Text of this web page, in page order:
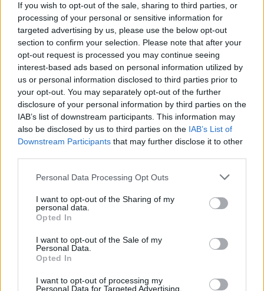
If you wish to opt-out of the sale, sharing to third parties, or
processing of your personal or sensitive information for
targeted advertising by us, please use the below opt-out
section to confirm your selection. Please note that after your
opt-out request is processed you may continue seeing
interest-based ads based on personal information utilized by
us or personal information disclosed to third parties prior to
your opt-out. You may separately opt-out of the further
disclosure of your personal information by third parties on the
IAB’s list of downstream participants. This information may
also be disclosed by us to third parties on the IAB’s List of
Downstream Participants that may further disclose it to other
Personal Data Processing Opt Outs
I want to opt-out of the Sharing of my
personal data.
Opted In
I want to opt-out of the Sale of my
Personal Data.
Opted In
I want to opt-out of processing my
Personal Data for Targeted Advertising.
natës së vështirë, Aulon Kalaja:
Banesat u shpëtuan
Esim for USA|Esim for Italy| Esim for Spain | Esim